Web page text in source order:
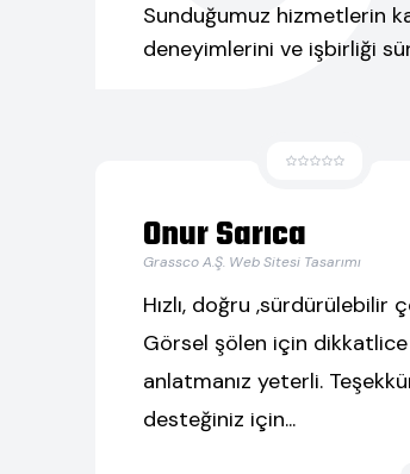
Sunduğumuz hizmetlerin
deneyimlerini ve işbirliği
Onur Sarıca
Grassco A.Ş. Web Sitesi Tasarımı
Hızlı, doğru ,sürdürülebilir
Görsel şölen için dikkatlice
anlatmanız yeterli.
desteğiniz için...